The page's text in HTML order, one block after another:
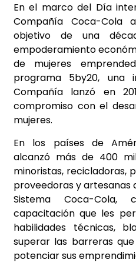
En el marco del Día
Compañía Coca-Cola
objetivo de una
empoderamiento
de mujeres
programa 5by20, una
Compañía lanzó en
compromiso con el
mujeres.
En los países de
alcanzó más de 400
minoristas, recicladoras,
proveedoras y artesanas
Sistema Coca-Cola,
capacitación que les
habilidades técnicas,
superar las barreras
potenciar sus